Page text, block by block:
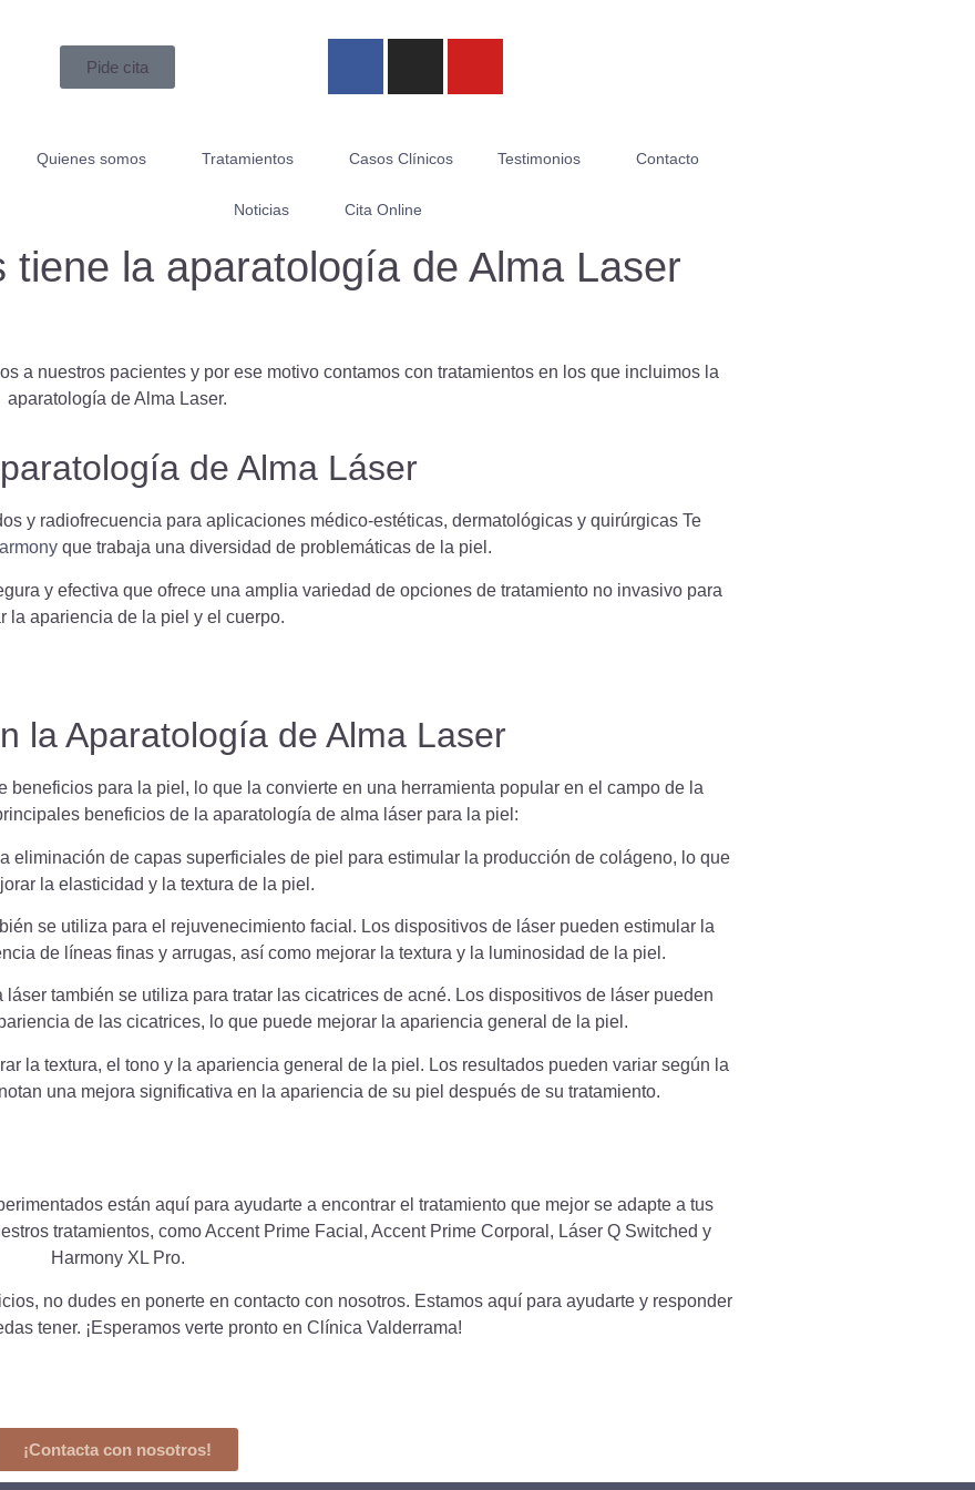
Pide cita
Quienes somos Tratamientos Casos Clínicos Testimonios Contacto
Noticias Cita Online
la aparatología de Alma Laser
a nuestros pacientes y por ese motivo contamos con tratamientos en los que incluimos la
aparatología de Alma Laser.
de Alma Láser
y radiofrecuencia para aplicaciones médico-estéticas, dermatológicas y quirúrgicas Te
que trabaja una diversidad de problemáticas de la piel.
y efectiva que ofrece una amplia variedad de opciones de tratamiento no invasivo para
la apariencia de la piel y el cuerpo.
la Aparatología de Alma Laser
para la piel, lo que la convierte en una herramienta popular en el campo de la
beneficios de la aparatología de alma láser para la piel:
eliminación de capas superficiales de piel para estimular la producción de colágeno, lo que
la elasticidad y la textura de la piel.
se utiliza para el rejuvenecimiento facial. Los dispositivos de láser pueden estimular la
de líneas finas y arrugas, así como mejorar la textura y la luminosidad de la piel.
láser también se utiliza para tratar las cicatrices de acné. Los dispositivos de láser pueden
de las cicatrices, lo que puede mejorar la apariencia general de la piel.
la textura, el tono y la apariencia general de la piel. Los resultados pueden variar según la
una mejora significativa en la apariencia de su piel después de su tratamiento.
están aquí para ayudarte a encontrar el tratamiento que mejor se adapte a tus
tratamientos, como Accent Prime Facial, Accent Prime Corporal, Láser Q Switched y
Harmony XL Pro.
no dudes en ponerte en contacto con nosotros. Estamos aquí para ayudarte y responder
tener. ¡Esperamos verte pronto en Clínica Valderrama!
¡Contacta con nosotros!